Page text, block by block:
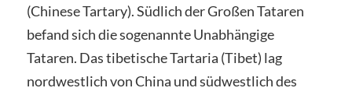
(Chinese Tartary). Südlich der Großen Tataren
befand sich die sogenannte Unabhängige
Tataren. Das tibetische Tartaria (Tibet) lag
nordwestlich von China und südwestlich des